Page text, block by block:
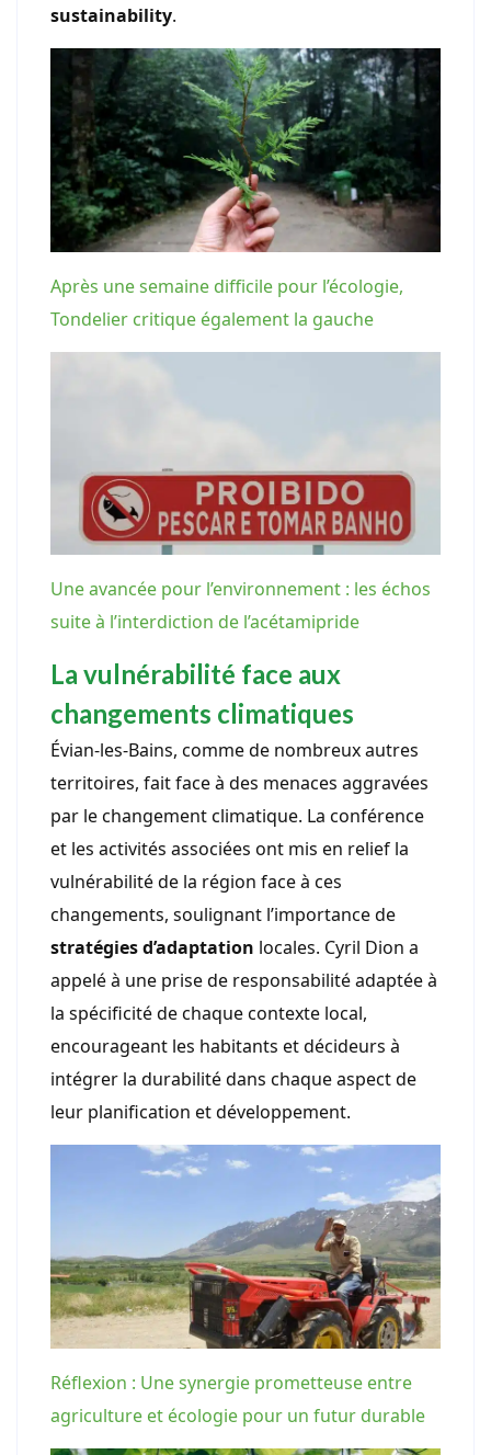
sustainability.
Après une semaine difficile pour l’écologie,
Tondelier critique également la gauche
Une avancée pour l’environnement : les échos
suite à l’interdiction de l’acétamipride
La vulnérabilité face aux
changements climatiques
Évian-les-Bains, comme de nombreux autres
territoires, fait face à des menaces aggravées
par le changement climatique. La conférence
et les activités associées ont mis en relief la
vulnérabilité de la région face à ces
changements, soulignant l’importance de
stratégies d’adaptation locales. Cyril Dion a
appelé à une prise de responsabilité adaptée à
la spécificité de chaque contexte local,
encourageant les habitants et décideurs à
intégrer la durabilité dans chaque aspect de
leur planification et développement.
Réflexion : Une synergie prometteuse entre
agriculture et écologie pour un futur durable